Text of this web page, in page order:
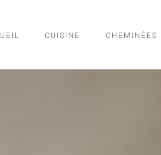
CUISINE CHEMINÉES